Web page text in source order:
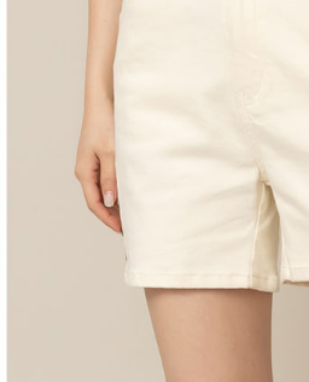
１．透過由恩沛科技股份有限公司提供之
易，需依本服務之必要範圍內提供個人資
２．關於個人資料處理事宜，請瀏覽以下網
https://aftee.tw/terms/#terms3
３．未成年的使用者請事先徵得法定代理人
「AFTEE先享後付」，若未經同意申辦者
４．使用「AFTEE先享後付」時，將依據
時審查核予不同之上限額度；若仍有額度
請求用戶進行身份認證。
５．嚴禁一人註冊多個帳號或使用他人資
恩沛科技股份有限公司將有權停止該用戶之
7-11取貨付款
每筆NT$60，滿NT$2,000(含以上)免運
每筆NT$60，滿NT$2,000(含以上)免運
每筆NT$60，滿NT$2,000(含以上)免運